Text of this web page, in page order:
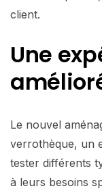
client.
Une
Le nouvel
verrothèque, un
tester différents
à leurs besoins